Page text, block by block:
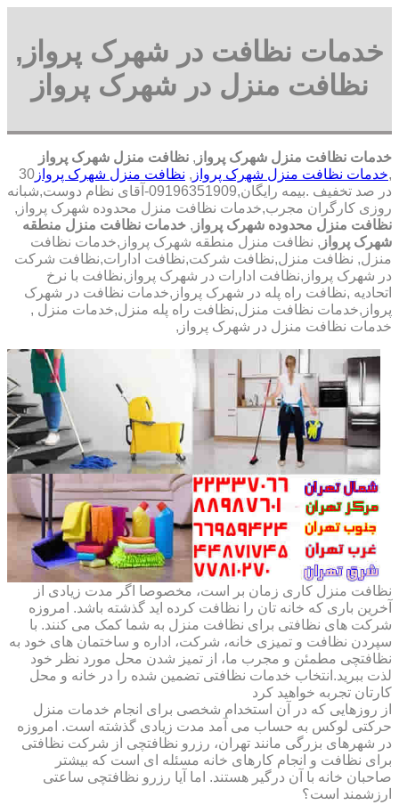
خدمات نظافت در شهرک پرواز,
نظافت منزل در شهرک پرواز
خدمات نظافت منزل شهرک پرواز , نظافت منزل شهرک پرواز
,خدمات نظافت منزل شهرک پرواز , نظافت منزل شهرک پرواز 30
در صد تخفیف .بیمه رایگان,09196351909-آقای نظام دوست,شبانه
روزی کارگران مجرب,خدمات نظافت منزل محدوده شهرک پرواز,
نظافت منزل محدوده شهرک پرواز , خدمات نظافت منزل منطقه
شهرک پرواز , نظافت منزل منطقه شهرک پرواز,خدمات نظافت
منزل, نظافت منزل,نظافت شرکت,نظافت ادارات,نظافت شرکت
در شهرک پرواز,نظافت ادارات در شهرک پرواز,نظافت با نرخ
اتحادیه ,نظافت راه پله در شهرک پرواز,خدمات نظافت در شهرک
پرواز,خدمات نظافت منزل,نظافت راه پله منزل,خدمات منزل ,
خدمات نظافت منزل در شهرک پرواز,
نظافت منزل کاری زمان بر است، مخصوصا اگر مدت زیادی از
آخرین باری که خانه تان را نظافت کرده اید گذشته باشد. امروزه
شرکت های نظافتی برای نظافت منزل به شما کمک می کنند. با
سپردن نظافت و تمیزی خانه، شرکت، اداره و ساختمان های خود به
نظافتچی مطمئن و مجرب ما، از تمیز شدن محل مورد نظر خود
لذت ببرید.انتخاب خدمات نظافتی تضمین شده را در خانه و محل
کارتان تجربه خواهید کرد
از روزهایی که در آن استخدام شخصی برای انجام خدمات منزل
حرکتی لوکس به حساب می آمد مدت زیادی گذشته است. امروزه
در شهرهای بزرگی مانند تهران، رزرو نظافتچی از شرکت نظافتی
برای نظافت و انجام کارهای خانه مسئله ای است که بیشتر
صاحبان خانه با آن درگیر هستند. اما آیا رزرو نظافتچی ساعتی
ارزشمند است؟